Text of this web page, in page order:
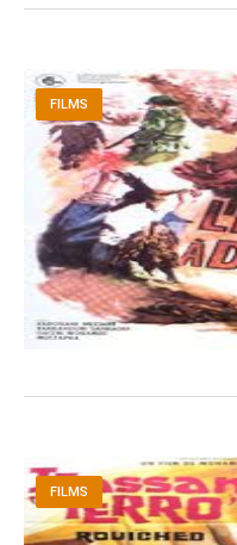
FILMS
FILMS